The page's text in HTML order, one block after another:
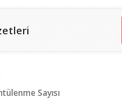
Sayısı